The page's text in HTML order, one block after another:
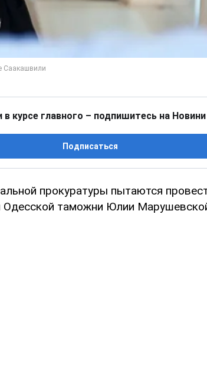
курсе главного – подпишитесь на Новини
Подписаться
прокуратуры пытаются
Одесской таможни Юлии